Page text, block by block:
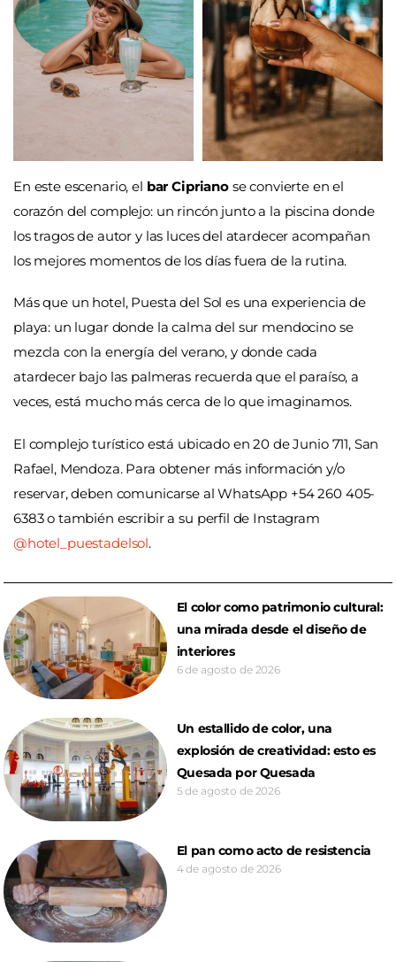
En este escenario, el bar Ciprianose convierte en el
corazón del complejo: un rincón junto a la piscina donde
los tragos de autor y las luces del atardecer acompañan
los mejores momentos de los días fuera de la rutina.
Más que un hotel, Puesta del Sol es una experiencia de
playa: un lugar donde la calma del sur mendocino se
mezcla con la energía del verano, y donde cada
atardecer bajo las palmeras recuerda que el paraíso, a
veces, está mucho más cerca de lo que imaginamos.
El complejo turístico está ubicado en 20 de Junio 711, San
Rafael, Mendoza. Para obtener más información y/o
reservar, deben comunicarse al WhatsApp +54 260 405-
6383 o también escribir a su perfil de Instagram
@hotel_puestadelsol.
El color como patrimonio cultural:
una mirada desde el diseño de
interiores
6 de agosto de 2026
Un estallido de color, una
explosión de creatividad: esto es
Quesada por Quesada
5 de agosto de 2026
El pan como acto de resistencia
4 de agosto de 2026